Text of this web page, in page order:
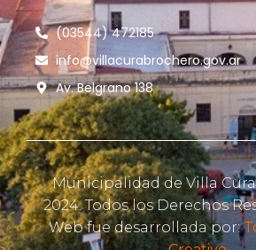
(03544) 472185
info@villacurabrochero.gov.ar
Av. Belgrano 138
Municipalidad de Villa
2024. Todos los Derechos
Web fue desarrollada por: